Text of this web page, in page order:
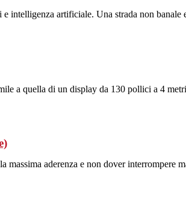
intelligenza artificiale. Una strada non
a quella di un display da 130 pollici a 4
aderenza e non dover interrompere